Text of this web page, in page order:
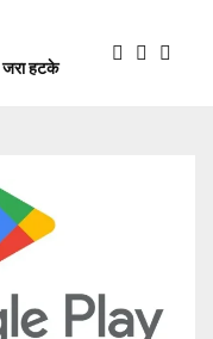
जरा हटके